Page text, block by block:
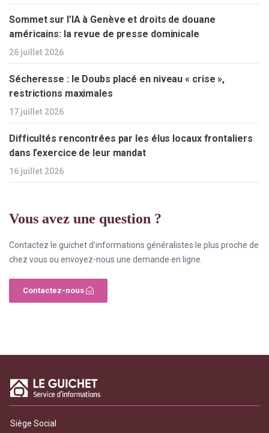
Sommet sur l’IA à Genève et droits de douane
américains: la revue de presse dominicale
26 juillet 2026
Sécheresse : le Doubs placé en niveau « crise »,
restrictions maximales
17 juillet 2026
Difficultés rencontrées par les élus locaux frontaliers
dans l’exercice de leur mandat
16 juillet 2026
Vous avez une question ?
Contactez le guichet d’informations généralistes le plus proche de
chez vous ou envoyez-nous une demande en ligne.
Contactez-nous
Siège Social